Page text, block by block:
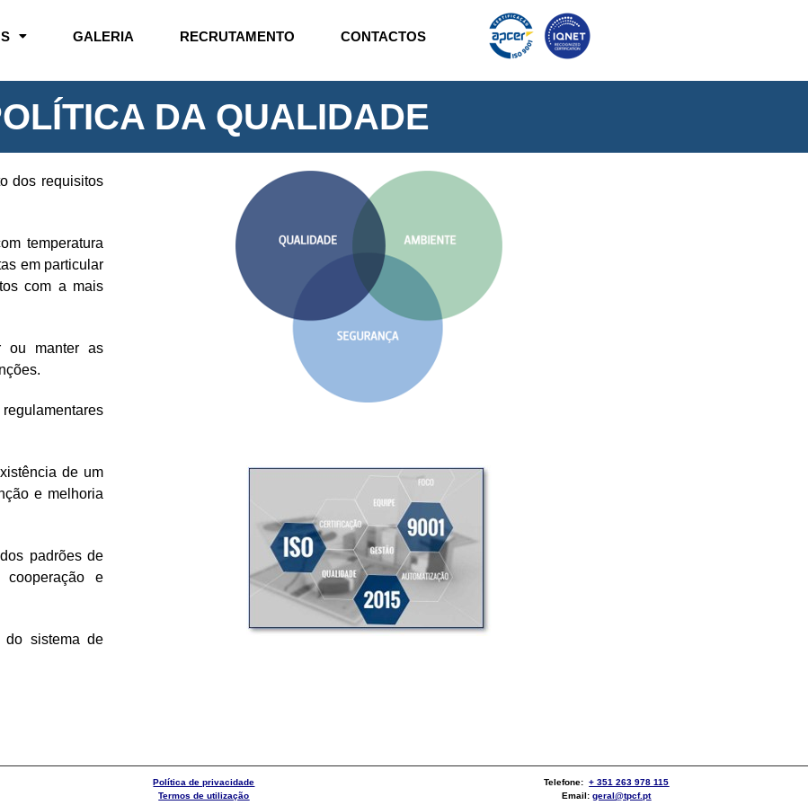
GALERIA RECRUTAMENTO CONTACTOS
DA QUALIDADE
dos requisitos
temperatura
em particular
com a mais
ou manter as
de um
e melhoria
padrões de
e
do sistema de
Política de privacidade
Termos de utilização
Telefone:+ 351 263 978 115
Email:geral@tpcf.pt